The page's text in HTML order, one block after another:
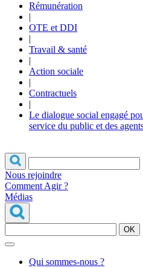
Rémunération
|
OTE et DDI
|
Travail & santé
|
Action sociale
|
Contractuels
|
Le dialogue social engagé
service du public et des
Nous rejoindre
Comment Agir ?
Médias
OK
Qui sommes-nous ?